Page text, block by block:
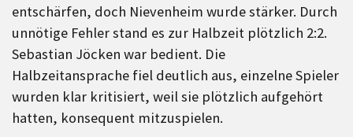
entschärfen, doch Nievenheim wurde stärker. Durch
unnötige Fehler stand es zur Halbzeit plötzlich 2:2.
Sebastian Jöcken war bedient. Die
Halbzeitansprache fiel deutlich aus, einzelne Spieler
wurden klar kritisiert, weil sie plötzlich aufgehört
hatten, konsequent mitzuspielen.